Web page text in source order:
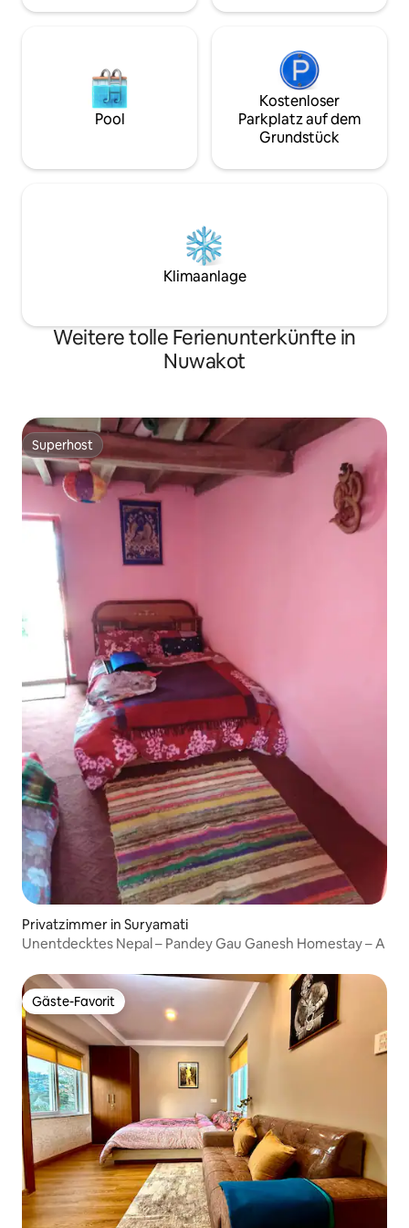
Sicherheitsdienst lebt innerhalb des
Pool
Kostenloser
Parkplatz auf dem
Grundstück
Klimaanlage
Weitere tolle Ferienunterkünfte in
Nuwakot
Superhost
Superhost
Privatzimmer in Suryamati
Unentdecktes Nepal – Pandey Gau Ganesh Homestay – A
Gäste-Favorit
Gäste-Favorit